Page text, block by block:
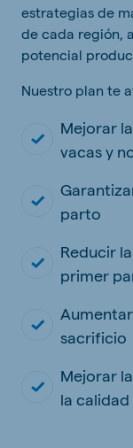
estrategias de
de cada región,
potencial
Nuestro plan te
Mejorar
vacas y
parto
Reducir
primer
sacrificio
Mejorar
la